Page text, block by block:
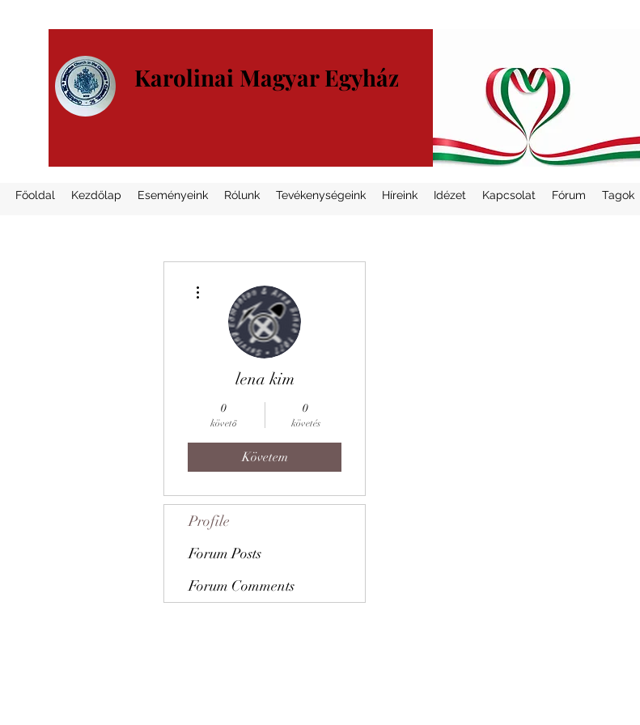
Karolinai Magyar Egyház
Főoldal Kezdőlap Eseményeink Rólunk Tevékenységeink Híreink Idézet Kapcsolat Fórum Tagok
lena kim
0
követő
0
követés
Követem
Profile
Forum Posts
Forum Comments